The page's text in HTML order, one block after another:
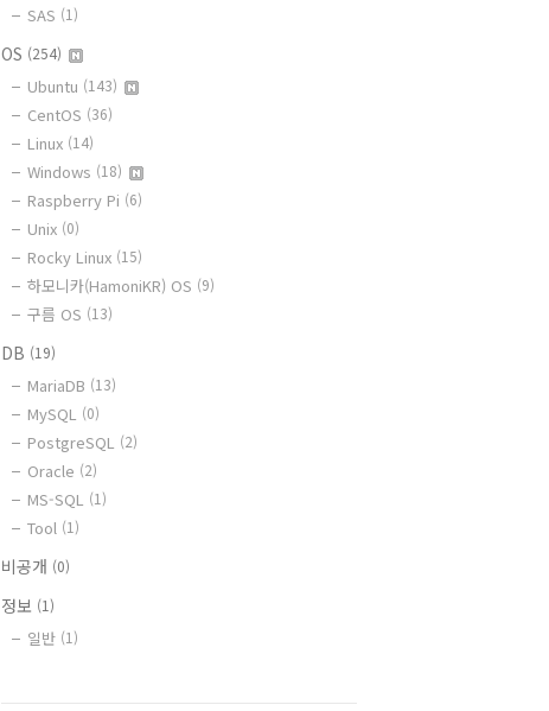
SAS (1)
OS (254)
Ubuntu (143)
CentOS (36)
Linux (14)
Windows (18)
Raspberry Pi (6)
Unix (0)
Rocky Linux (15)
하모니카(HamoniKR) OS (9)
구름 OS (13)
DB (19)
MariaDB (13)
MySQL (0)
PostgreSQL (2)
Oracle (2)
MS-SQL (1)
Tool (1)
비공개 (0)
정보 (1)
일반 (1)